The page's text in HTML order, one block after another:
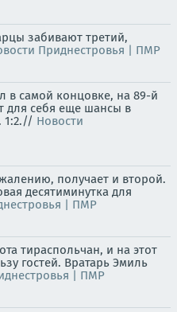
забивают третий,
Приднестровья | ПМР
в самой концовке, на 89-й
для себя еще шансы в
1:2.// Новости
получает и второй.
десятиминутка для
| ПМР
тираспольчан, и на этот
гостей. Вратарь Эмиль
| ПМР